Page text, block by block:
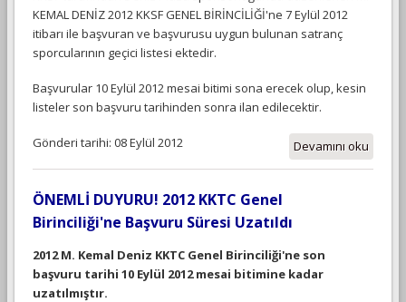
KEMAL DENİZ 2012 KKSF GENEL BİRİNCİLİĞİ'ne 7 Eylül 2012
itibarı ile başvuran ve başvurusu uygun bulunan satranç
sporcularının geçici listesi ektedir.
Başvurular 10 Eylül 2012 mesai bitimi sona erecek olup, kesin
listeler son başvuru tarihinden sonra ilan edilecektir.
Devamını oku
Gönderi tarihi: 08 Eylül 2012
ÖNEMLİ DUYURU! 2012 KKTC Genel
Birinciliği'ne Başvuru Süresi Uzatıldı
2012 M. Kemal Deniz KKTC Genel Birinciliği'ne son
başvuru tarihi 10 Eylül 2012 mesai bitimine kadar
uzatılmıştır.